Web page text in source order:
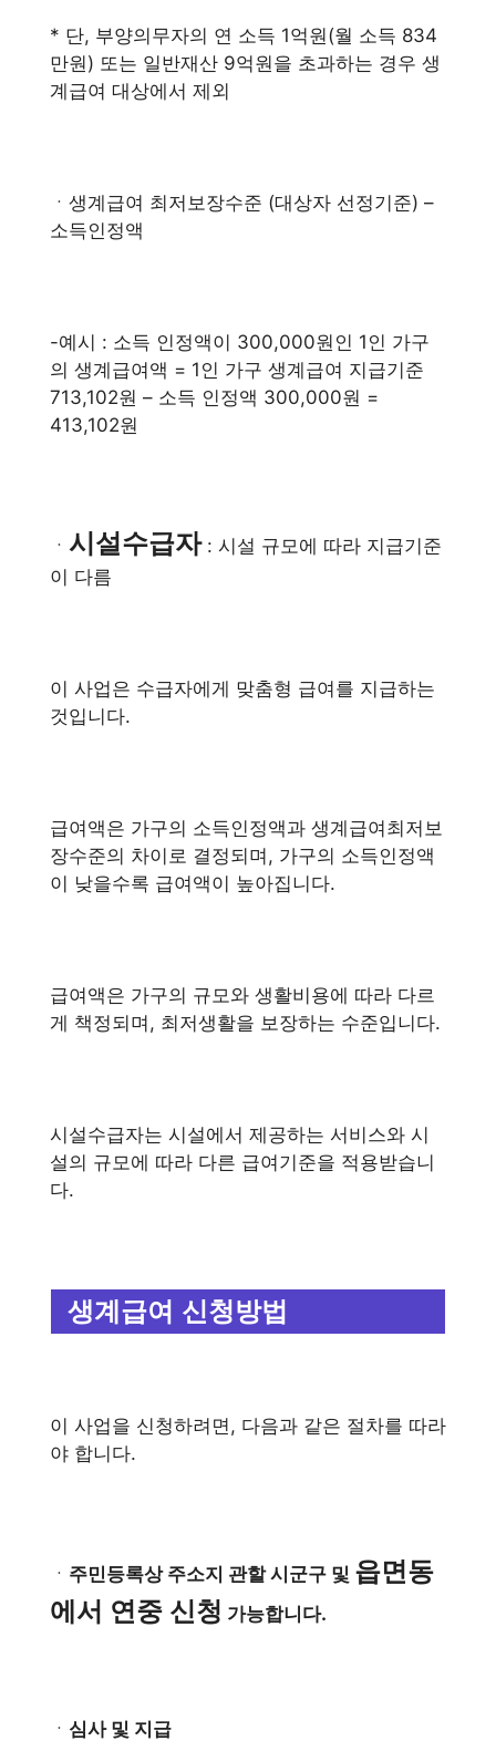
* 단, 부양의무자의 연 소득 1억원(월 소득 834
만원) 또는 일반재산 9억원을 초과하는 경우 생
계급여 대상에서 제외
ㆍ생계급여 최저보장수준 (대상자 선정기준) –
소득인정액
-예시 : 소득 인정액이 300,000원인 1인 가구
의 생계급여액 = 1인 가구 생계급여 지급기준
713,102원 – 소득 인정액 300,000원 =
413,102원
ㆍ 시설수급자: 시설 규모에 따라 지급기준
이 다름
이 사업은 수급자에게 맞춤형 급여를 지급하는
것입니다.
급여액은 가구의 소득인정액과 생계급여최저보
장수준의 차이로 결정되며, 가구의 소득인정액
이 낮을수록 급여액이 높아집니다.
급여액은 가구의 규모와 생활비용에 따라 다르
게 책정되며, 최저생활을 보장하는 수준입니다.
시설수급자는 시설에서 제공하는 서비스와 시
설의 규모에 따라 다른 급여기준을 적용받습니
다.
생계급여 신청방법
이 사업을 신청하려면, 다음과 같은 절차를 따라
야 합니다.
ㆍ 주민등록상 주소지 관할 시군구 및 읍면동
에서 연중 신청 가능합니다.
ㆍ 심사 및 지급